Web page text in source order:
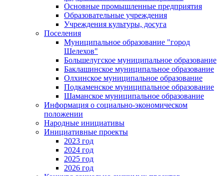
Основные промышленные предприятия
Образовательные учреждения
Учреждения культуры, досуга
Поселения
Муниципальное образование "город
Шелехов"
Большелугское муниципальное образование
Баклашинское муниципальное образование
Олхинское муниципальное образование
Подкаменское муниципальное образование
Шаманское муниципальное образование
Информация о социально-экономическом
положении
Народные инициативы
Инициативные проекты
2023 год
2024 год
2025 год
2026 год